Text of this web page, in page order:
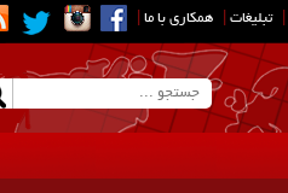
تبلیغات همکاری با ما